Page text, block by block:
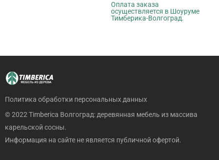
Оплата заказа
осуществляется в Шоуруме
Тимберика-Волгоград.
Политика обработки персональных данных
© 2022 Timberica Волгоград: деревянная мебель из массива
карельской сосны.
Информация на сайте не является публичной офертой.